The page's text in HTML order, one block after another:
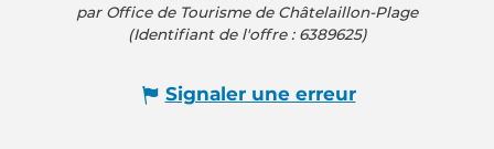
par Office de Tourisme de Châtelaillon-Plage
(Identifiant de l'offre : 6389625)
Signaler une erreur